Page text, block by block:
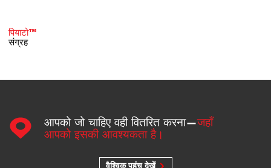
पियाटो™
संग्रह
आपको जो चाहिए वही वितरित करना—जहाँ
आपको इसकी आवश्यकता है।
वैश्विक पहुंच देखें